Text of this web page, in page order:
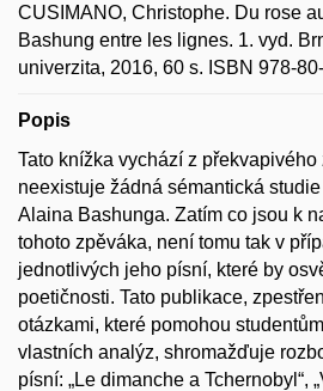
CUSIMANO, Christophe. Du rose
Bashung entre les lignes. 1. vyd.
univerzita, 2016, 60 s. ISBN 978-
Popis
Tato knížka vychází z překvapivého
neexistuje žádná sémantická
Alaina Bashunga. Zatím co jsou k
tohoto zpěváka, není tomu tak v
jednotlivých jeho písní, které by
poetičnosti. Tato publikace,
otázkami, které pomohou
vlastních analýz, shromažďuje
písní: „Le dimanche a Tchernobyl“,